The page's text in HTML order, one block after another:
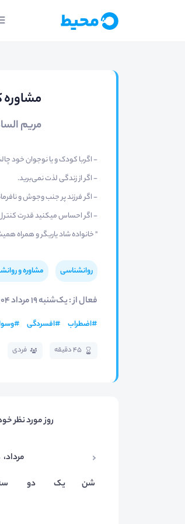
مریم
- اگربا کودک و یا نوجوان خود
- اگر از زندگی لذت نمی‌برید.
- اگر فرزند پر جنب وجوش و
- اگر احساس میکنید قدرت کنترل
" خانواده شاد یاریگر و همراه
روانشناسی مشاوره و
فعال از : یک‌شنبه ۱۹ مرداد ۱۴۰۴ - ۰۴:۳۰ - یک‌شنبه ۳۰ شهریور ۱۴۰۴ - ۱۵:۳۰
#اضطراب #افسردگی #
45 دقیقه فردی
روز مورد نظر
مرداد،
شن
یک دو